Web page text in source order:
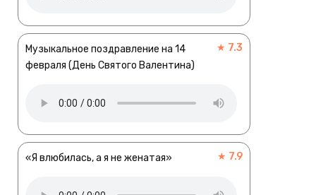
Музыкальное поздравление на 14
февраля (День Святого Валентина)
★ 7.3
«Я влюбилась, а я не женатая» ★ 7.9